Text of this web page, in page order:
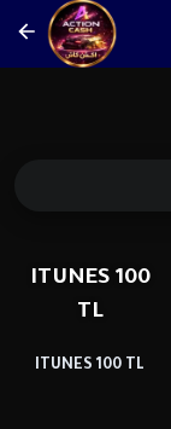
ITUNES 100
TL
ITUNES 100 TL